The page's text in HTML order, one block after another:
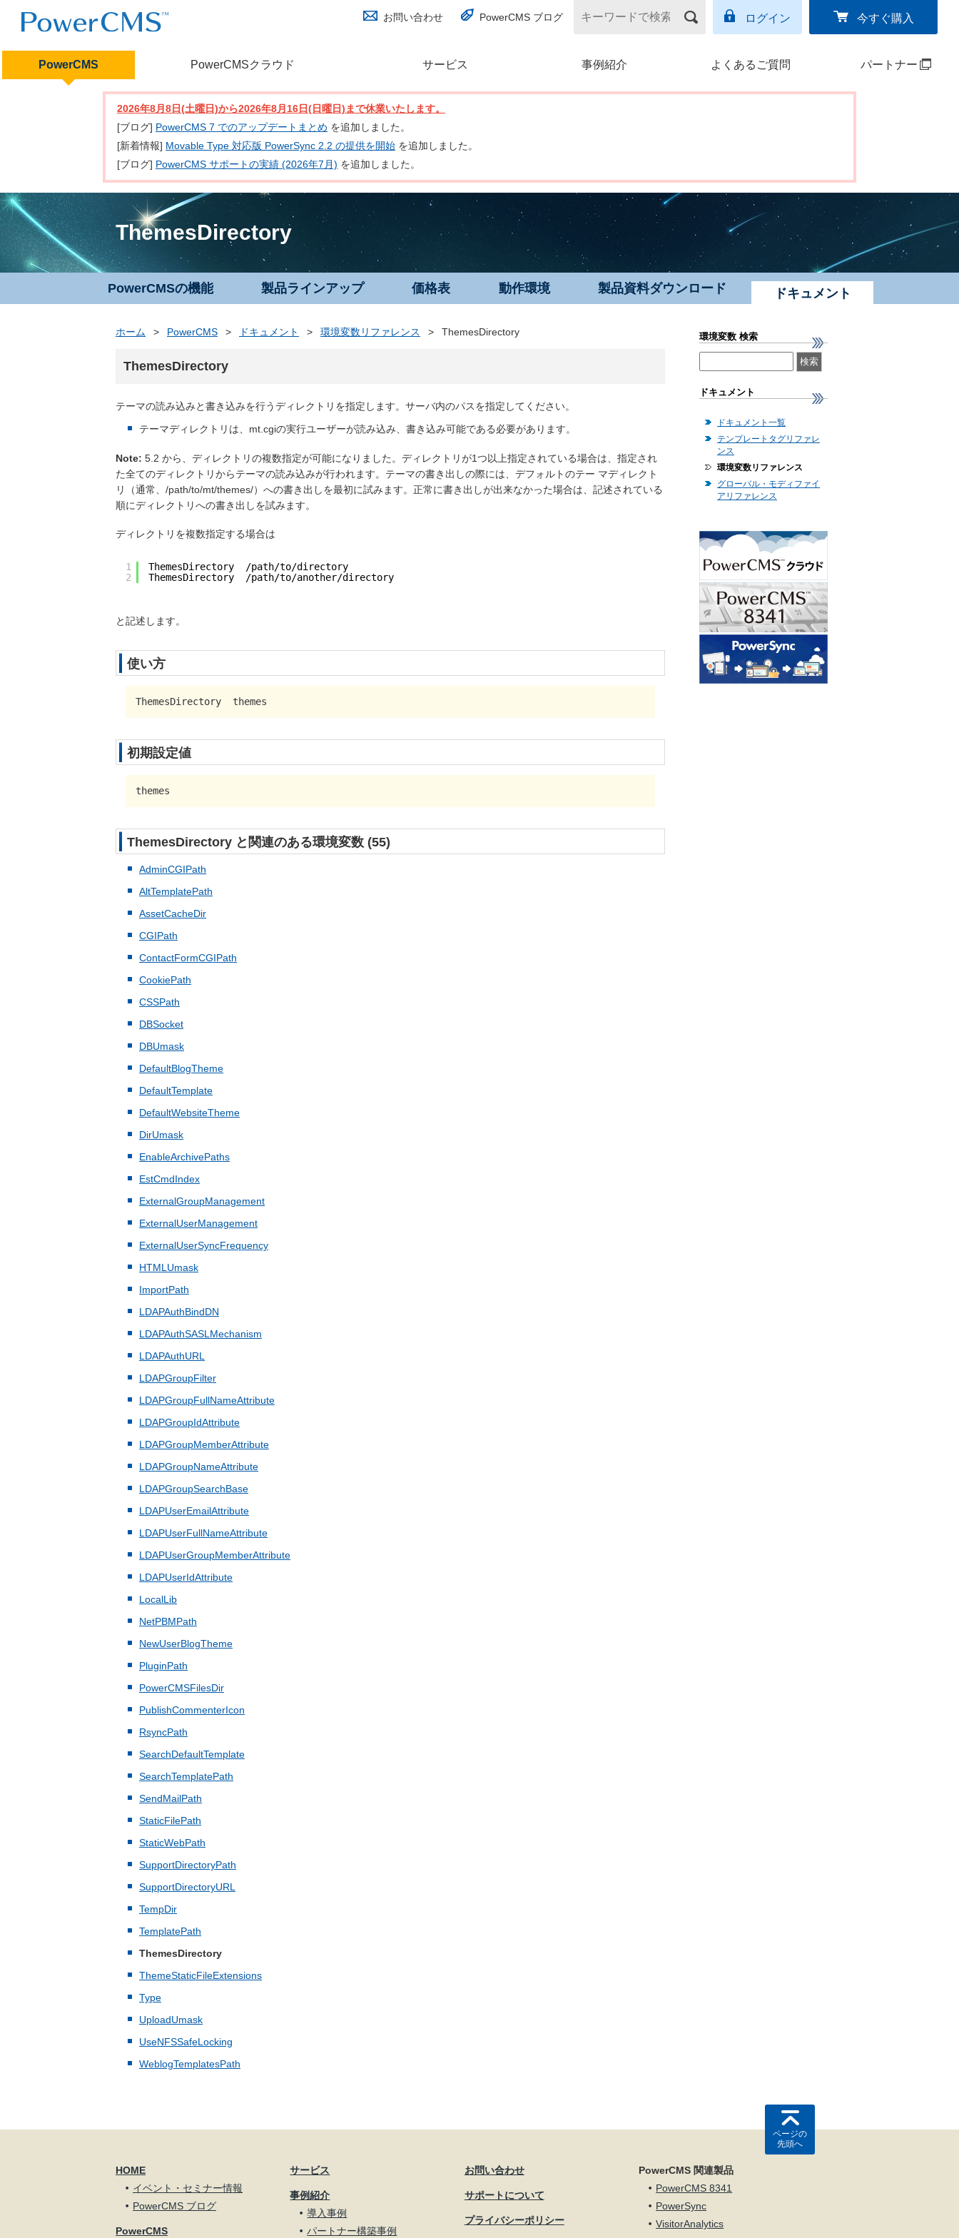
お問い合わせ PowerCMS ブログ ログイン 今すぐ購入
PowerCMS PowerCMSクラウド サービス 事例紹介 よくあるご質問 パートナー
(別ウィンドウで開く)
2026年8月8日(土曜日)から2026年8月16日(日曜日)まで休業いたします。
[ブログ] PowerCMS 7 でのアップデートまとめ を追加しました。
[新着情報] Movable Type 対応版 PowerSync 2.2 の提供を開始 を追加しました。
[ブログ] PowerCMS サポートの実績 (2026年7月) を追加しました。
ThemesDirectory
PowerCMSの機能 製品ラインアップ 価格表 動作環境 製品資料ダウンロード ドキュメント
ホーム > PowerCMS > ドキュメント > 環境変数リファレンス > ThemesDirectory
ThemesDirectory
テーマの読み込みと書き込みを行うディレクトリを指定します。サーバ内のパスを指定してください。
テーマディレクトリは、mt.cgiの実行ユーザーが読み込み、書き込み可能である必要があります。
Note: 5.2 から、ディレクトリの複数指定が可能になりました。ディレクトリが1つ以上指定されている場合は、指定され
た全てのディレクトリからテーマの読み込みが行われます。テーマの書き出しの際には、デフォルトのテー マディレクト
リ（通常、/path/to/mt/themes/）への書き出しを最初に試みます。正常に書き出しが出来なかった場合は、記述されている
順にディレクトリへの書き出しを試みます。
ディレクトリを複数指定する場合は
1
2
ThemesDirectory  /path/to/directory
ThemesDirectory  /path/to/another/directory
と記述します。
使い方
ThemesDirectory  themes
初期設定値
themes
ThemesDirectory と関連のある環境変数 (55)
AdminCGIPath
AltTemplatePath
AssetCacheDir
CGIPath
ContactFormCGIPath
CookiePath
CSSPath
DBSocket
DBUmask
DefaultBlogTheme
DefaultTemplate
DefaultWebsiteTheme
DirUmask
EnableArchivePaths
EstCmdIndex
ExternalGroupManagement
ExternalUserManagement
ExternalUserSyncFrequency
HTMLUmask
ImportPath
LDAPAuthBindDN
LDAPAuthSASLMechanism
LDAPAuthURL
LDAPGroupFilter
LDAPGroupFullNameAttribute
LDAPGroupIdAttribute
LDAPGroupMemberAttribute
LDAPGroupNameAttribute
LDAPGroupSearchBase
LDAPUserEmailAttribute
LDAPUserFullNameAttribute
LDAPUserGroupMemberAttribute
LDAPUserIdAttribute
LocalLib
NetPBMPath
NewUserBlogTheme
PluginPath
PowerCMSFilesDir
PublishCommenterIcon
RsyncPath
SearchDefaultTemplate
SearchTemplatePath
SendMailPath
StaticFilePath
StaticWebPath
SupportDirectoryPath
SupportDirectoryURL
TempDir
TemplatePath
ThemesDirectory
ThemeStaticFileExtensions
Type
UploadUmask
UseNFSSafeLocking
WeblogTemplatesPath
環境変数 検索
ドキュメント
ドキュメント一覧
テンプレートタグリファレ
ンス
環境変数リファレンス
グローバル・モディファイ
アリファレンス
ページの
先頭へ
HOME
イベント・セミナー情報
PowerCMS ブログ
PowerCMS
サービス
事例紹介
導入事例
パートナー構築事例
お問い合わせ
サポートについて
プライバシーポリシー
PowerCMS 関連製品
PowerCMS 8341
PowerSync
VisitorAnalytics